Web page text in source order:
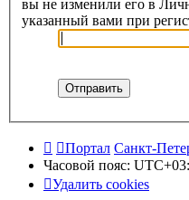
вы не изменили его в
указанный вами при
Портал Санкт-
Часовой пояс:
Удалить cookies